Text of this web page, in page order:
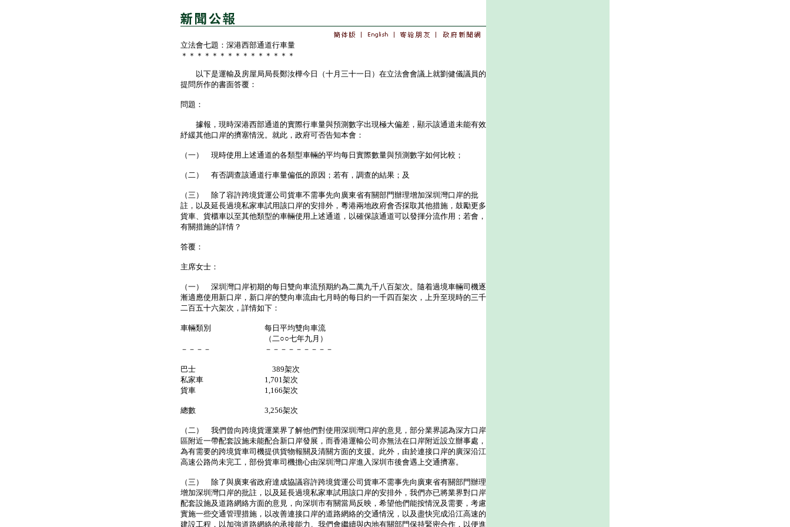
立法會七題：深港西部通道行車量
＊＊＊＊＊＊＊＊＊＊＊＊＊＊＊
以下是運輸及房屋局局長鄭汝樺今日（十月三十一日）在立法會會議上就劉健儀議員的
提問所作的書面答覆：
問題：
據報，現時深港西部通道的實際行車量與預測數字出現極大偏差，顯示該通道未能有效
紓緩其他口岸的擠塞情況。就此，政府可否告知本會：
（一） 現時使用上述通道的各類型車輛的平均每日實際數量與預測數字如何比較；
（二） 有否調查該通道行車量偏低的原因；若有，調查的結果；及
（三） 除了容許跨境貨運公司貨車不需事先向廣東省有關部門辦理增加深圳灣口岸的批
註，以及延長過境私家車試用該口岸的安排外，粵港兩地政府會否採取其他措施，鼓勵更多
貨車、貨櫃車以至其他類型的車輛使用上述通道，以確保該通道可以發揮分流作用；若會，
有關措施的詳情？
答覆：
主席女士：
（一） 深圳灣口岸初期的每日雙向車流預期約為二萬九千八百架次。隨着過境車輛司機逐
漸適應使用新口岸，新口岸的雙向車流由七月時的每日約一千四百架次，上升至現時的三千
二百五十六架次，詳情如下：
車輛類別 每日平均雙向車流
（二○○七年九月）
－－－－ －－－－－－－－－
巴士 389架次
私家車 1,701架次
貨車 1,166架次
總數 3,256架次
（二） 我們曾向跨境貨運業界了解他們對使用深圳灣口岸的意見，部分業界認為深方口岸
區附近一帶配套設施未能配合新口岸發展，而香港運輸公司亦無法在口岸附近設立辦事處，
為有需要的跨境貨車司機提供貨物報關及清關方面的支援。此外，由於連接口岸的廣深沿江
高速公路尚未完工，部份貨車司機擔心由深圳灣口岸進入深圳市後會遇上交通擠塞。
（三） 除了與廣東省政府達成協議容許跨境貨運公司貨車不需事先向廣東省有關部門辦理
增加深圳灣口岸的批註，以及延長過境私家車試用該口岸的安排外，我們亦已將業界對口岸
配套設施及道路網絡方面的意見，向深圳市有關當局反映，希望他們能按情況及需要，考慮
實施一些交通管理措施，以改善連接口岸的道路網絡的交通情況，以及盡快完成沿江高速的
建設工程，以加強道路網絡的承接能力。我們會繼續與內地有關部門保持緊密合作，以便進